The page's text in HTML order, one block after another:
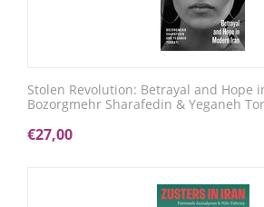
Stolen Revolution: Betrayal and Hope
Bozorgmehr Sharafedin & Yeganeh
€27,00